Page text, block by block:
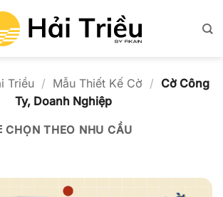
Triều / Mẫu Thiết Kế Cờ / Cờ Công
Ty, Doanh Nghiệp
CHỌN THEO NHU CẦU